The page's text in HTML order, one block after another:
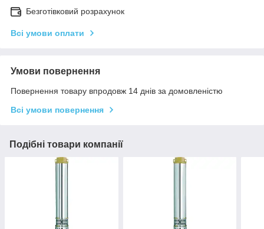
Безготівковий розрахунок
Всі умови оплати
Умови повернення
Повернення товару впродовж 14 днів за домовленістю
Всі умови повернення
Подібні товари компанії